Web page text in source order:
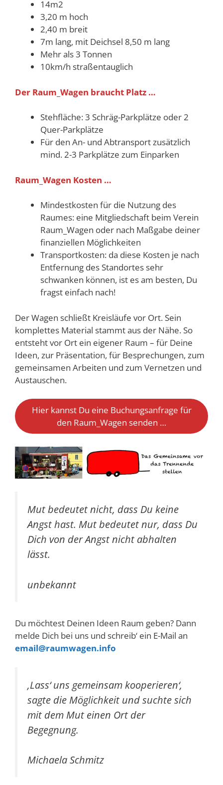
14m2
3,20 m hoch
2,40 m breit
7m lang, mit Deichsel 8,50 m lang
Mehr als 3 Tonnen
10km/h straßentauglich
Der Raum_Wagen braucht Platz …
Stehfläche: 3 Schräg-Parkplätze oder 2
Quer-Parkplätze
Für den An- und Abtransport zusätzlich
mind. 2-3 Parkplätze zum Einparken
Raum_Wagen Kosten …
Mindestkosten für die Nutzung des
Raumes: eine Mitgliedschaft beim Verein
Raum_Wagen oder nach Maßgabe deiner
finanziellen Möglichkeiten
Transportkosten: da diese Kosten je nach
Entfernung des Standortes sehr
schwanken können, ist es am besten, Du
fragst einfach nach!
Der Wagen schließt Kreisläufe vor Ort. Sein
komplettes Material stammt aus der Nähe. So
entsteht vor Ort ein eigener Raum – für Deine
Ideen, zur Präsentation, für Besprechungen, zum
gemeinsamen Arbeiten und zum Vernetzen und
Austauschen.
Hier kannst Du eine Buchungsanfrage für
den Raum_Wagen senden …
Mut bedeutet nicht, dass Du keine
Angst hast. Mut bedeutet nur, dass Du
Dich von der Angst nicht abhalten
lässt.
unbekannt
Du möchtest Deinen Ideen Raum geben? Dann
melde Dich bei uns und schreib‘ ein E-Mail an
email@raumwagen.info
‚Lass‘ uns gemeinsam kooperieren‘,
sagte die Möglichkeit und suchte sich
mit dem Mut einen Ort der
Begegnung.
Michaela Schmitz